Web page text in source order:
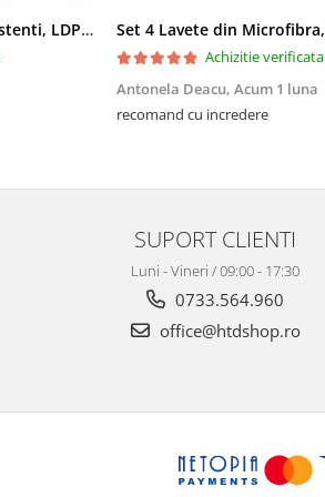
Saci menajeri 35L, Ultrarezistenti, LDPE, 15 buc/rola
Achizitie verificata
Antonela Deacu, Acum 1 luna
recomand cu incredere
SUPORT CLIENTI
Luni - Vineri / 09:00 - 17:30
0733.564.960
office@htdshop.ro